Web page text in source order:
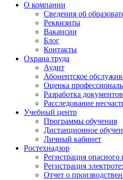
О компании
Сведения об
Реквизиты
Вакансии
Блог
Контакты
Охрана труда
Аудит
Абонентское
Оценка
Разработка документов
Расследование
Учебный центр
Программы обучения
Дистанционное
Личный кабинет
Ростехнадзор
Регистрация опасного
Регистрация
Отчет о